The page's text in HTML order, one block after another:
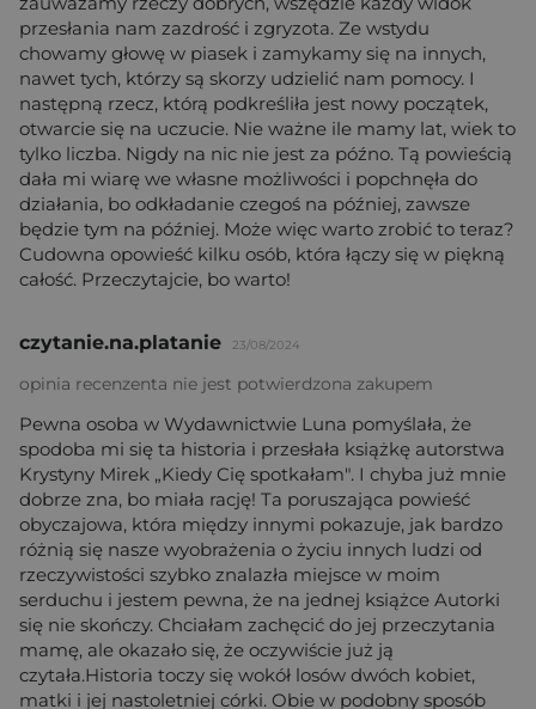
przesłania nam zazdrość i zgryzota. Ze wstydu
chowamy głowę w piasek i zamykamy się na innych,
nawet tych, którzy są skorzy udzielić nam pomocy. I
następną rzecz, którą podkreśliła jest nowy początek,
otwarcie się na uczucie. Nie ważne ile mamy lat, wiek to
tylko liczba. Nigdy na nic nie jest za późno. Tą powieścią
dała mi wiarę we własne możliwości i popchnęła do
działania, bo odkładanie czegoś na później, zawsze
będzie tym na później. Może więc warto zrobić to teraz?
Cudowna opowieść kilku osób, która łączy się w piękną
całość. Przeczytajcie, bo warto!
czytanie.na.platanie 23/08/2024
opinia recenzenta nie jest potwierdzona zakupem
Pewna osoba w Wydawnictwie Luna pomyślała, że
spodoba mi się ta historia i przesłała książkę autorstwa
Krystyny Mirek „Kiedy Cię spotkałam". I chyba już mnie
dobrze zna, bo miała rację! Ta poruszająca powieść
obyczajowa, która między innymi pokazuje, jak bardzo
różnią się nasze wyobrażenia o życiu innych ludzi od
rzeczywistości szybko znalazła miejsce w moim
serduchu i jestem pewna, że na jednej książce Autorki
się nie skończy. Chciałam zachęcić do jej przeczytania
mamę, ale okazało się, że oczywiście już ją
czytała.Historia toczy się wokół losów dwóch kobiet,
matki i jej nastoletniej córki. Obie w podobny sposób